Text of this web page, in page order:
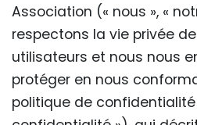
Association (« nous », «
respectons la vie privée
utilisateurs et nous nous
protéger en nous
politique de